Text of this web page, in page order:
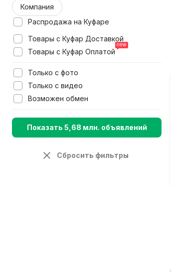
Компания
Распродажа на Куфаре
Товары с Куфар Доставкой
Товары с Куфар Оплатой
Только с фото
Только с видео
Возможен обмен
Показать 5,68 млн. объявлений
Сбросить фильтры